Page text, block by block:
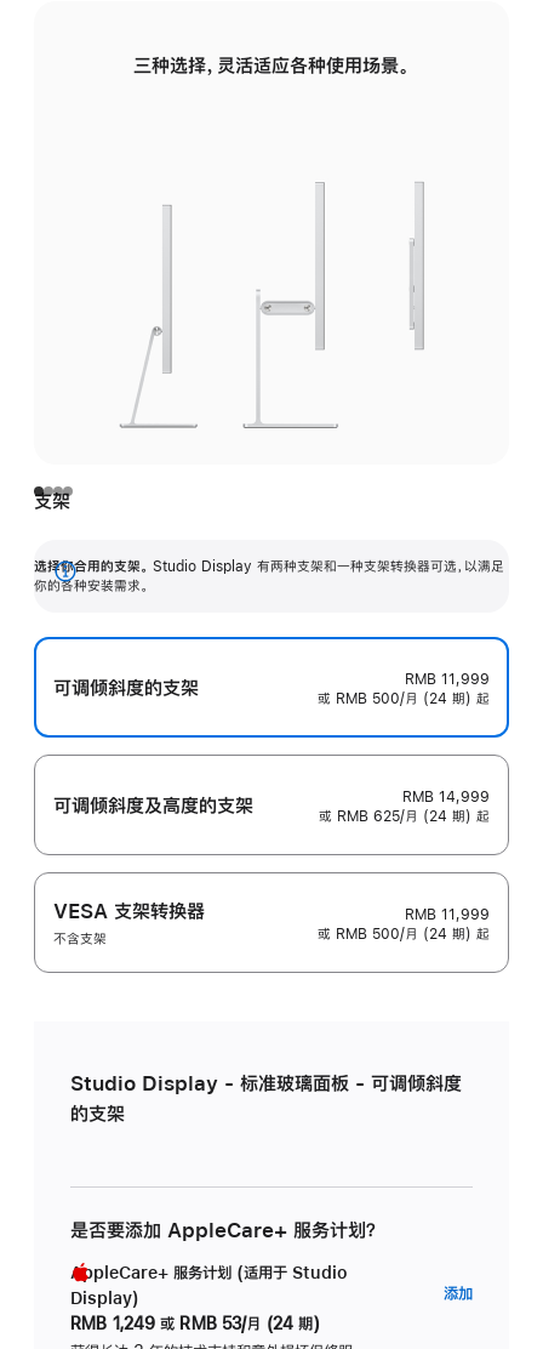
三种选择，灵活适应各种使用场景。
支架
选择你合用的支架。 Studio Display 有两种支架和一种支架转换器可选，以满足
你的各种安装需求。
展
可调倾斜度的支架
RMB 11,999
或 RMB 500/月 (24 期) 起
可调倾斜度及高‍度的支‍架
RMB 14,999
或 RMB 625/月 (24 期) 起
VESA 支架转换器
不含支架
RMB 11,999
或 RMB 500/月 (24 期) 起
Studio Display - 标准玻璃面板 - 可调倾斜度
的支架
是否要添加 AppleCare+ 服务计划？
AppleCare+ 服务计划 (适用于 Studio
Display)
RMB 1,249 或 RMB 53/月 (24 期)
添加